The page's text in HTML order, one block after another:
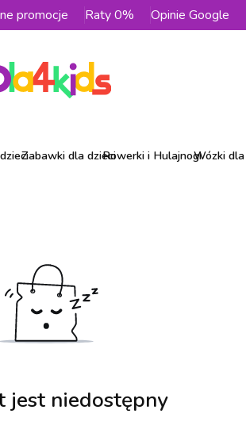
promocje Raty 0% Opinie Google
Zabawki dla dzieciRowerki i HulajnogiWózki
jest niedostępny